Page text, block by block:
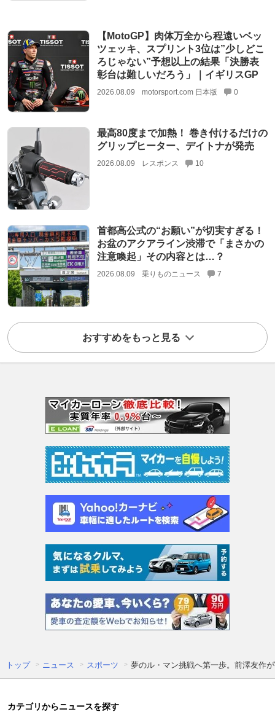
【MotoGP】肉体万全から程遠いベッ
ツェッキ、スプリント3位は”少しどこ
ろじゃない”予想以上の結果「決勝表
彰台は難しいだろう」｜イギリスGP
2026.08.09 motorsport.com 日本版 0
最高80度まで加熱！ 巻き付けるだけの
グリップヒーター、デイトナが発売
2026.08.09 レスポンス 10
首都高公式の“お願い”が切実すぎる！
お盆のアクアライン渋滞で「まさかの
注意喚起」その内容とは…？
2026.08.09 乗りものニュース 7
おすすめをもっと見る
トップ ニュース スポーツ 夢のル・マン挑戦へ第一歩。前澤友作
カテゴリからニュースを探す